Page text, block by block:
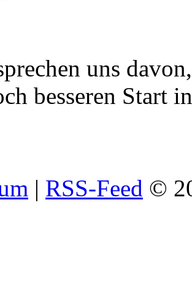
uns
besseren Start
| RSS-Feed ©